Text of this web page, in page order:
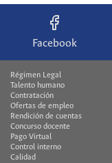
Facebook
Régimen Legal
Talento humano
Contratación
Ofertas de empleo
Rendición de cuentas
Concurso docente
Pago Virtual
Control interno
Calidad